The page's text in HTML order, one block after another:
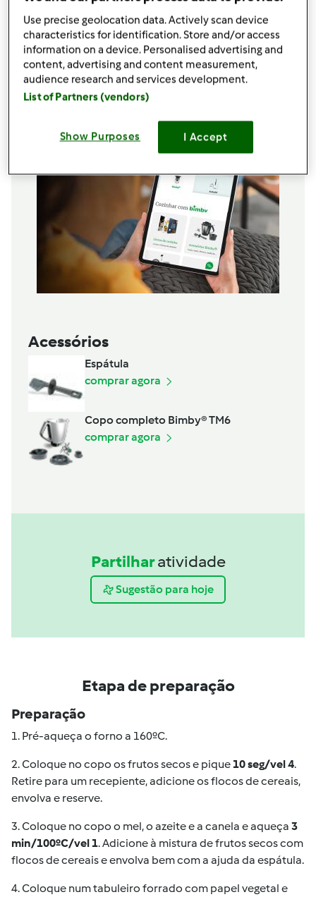
70gsementes,(sésamo, linhaça, abóbora...)
50gmel
40gazeite
1colher de sopacanela,em pó
Adicionar à lista de compras
Acessórios
Espátula
comprar agora
Copo completo Bimby® TM6
comprar agora
Partilharatividade
Sugestão para hoje
Etapa de preparação
Preparação
1. Pré-aqueça o forno a 160ºC.
2. Coloque no copo os frutos secos e pique 10 seg/vel 4.
Retire para um recepiente, adicione os flocos de cereais,
envolva e reserve.
3. Coloque no copo o mel, o azeite e a canela e aqueça 3
min/100ºC/vel 1. Adicione à mistura de frutos secos com
flocos de cereais e envolva bem com a ajuda da espátula.
4. Coloque num tabuleiro forrado com papel vegetal e
Use precise geolocation data. Actively scan device
characteristics for identification. Store and/or access
information on a device. Personalised advertising and
content, advertising and content measurement,
audience research and services development.
List of Partners (vendors)
Show Purposes I Accept